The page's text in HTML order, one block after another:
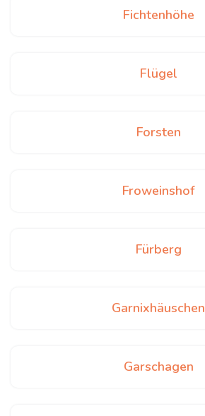
Fichtenhöhe
Flügel
Forsten
Froweinshof
Fürberg
Garnixhäuschen
Garschagen